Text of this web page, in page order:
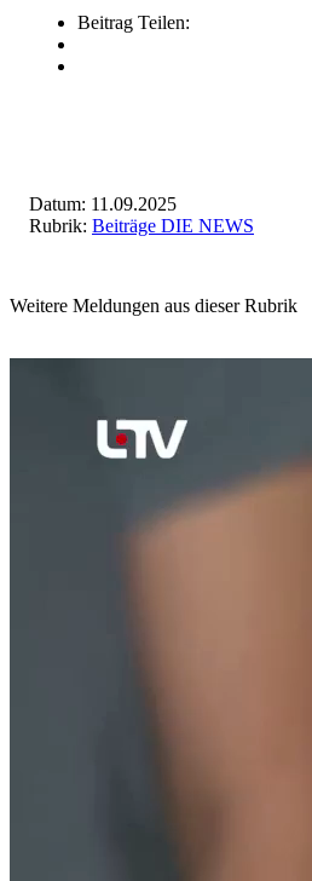
Beitrag Teilen:
Datum: 11.09.2025
Rubrik: Beiträge DIE NEWS
Weitere Meldungen aus dieser Rubrik